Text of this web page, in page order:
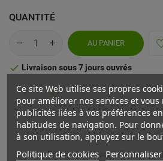
QUANTITÉ
AU PANIER
 Livraison sous 7 jours ouvrés
Frais de livraison offerts à
Ce site Web utilise ses propres
pour améliorer nos services et vous
publicités liées à vos préférences
habitudes de navigation. Pour
à son utilisation, appuyez sur le
Politique de cookies